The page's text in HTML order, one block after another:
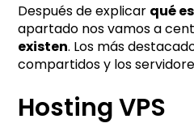
Después de explicar qué
apartado nos vamos a
existen. Los más
compartidos y los
Hosting VPS